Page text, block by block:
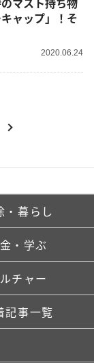
ャップ」！そ
2020.06.24
・暮らし
・学ぶ
チャー
記事一覧